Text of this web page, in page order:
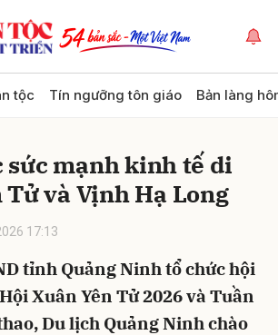
tộc Tín ngưỡng tôn giáo Bản làng
mạnh kinh tế di
Tử và Vịnh Hạ Long
17:13
tỉnh Quảng Ninh tổ chức hội
Xuân Yên Tử 2026 và Tuần
Du lịch Quảng Ninh chào
Hủy Gửi